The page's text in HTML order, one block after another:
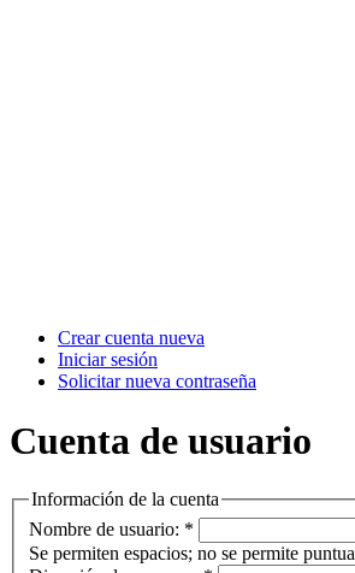
Crear cuenta nueva
Iniciar sesión
Solicitar nueva contraseña
Cuenta de usuario
Información de la cuenta
Nombre de usuario: *
Se permiten espacios; no se permite